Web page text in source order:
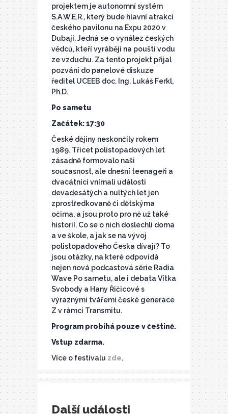
projektem je autonomní systém
S.A.W.E.R., který bude hlavní atrakcí
českého pavilonu na Expu 2020 v
Dubaji. Jedná se o vynález českých
vědců, kteří vyrábějí na poušti vodu
ze vzduchu. Za tento projekt přijal
pozvání do panelové diskuze
ředitel UCEEB doc. Ing. Lukáš Ferkl,
Ph.D.
Po sametu
Začátek: 17:30
České dějiny neskončily rokem
1989. Třicet polistopadových let
zásadně formovalo naši
současnost, ale dnešní teenageři a
dvacátníci vnímali události
devadesátých a nultých let jen
zprostředkovaně či dětskýma
očima, a jsou proto pro ně už také
historií. Co se o nich doslechli doma
a ve škole, a jak se na vývoj
polistopadového Česka dívají? To
jsou otázky, na které odpovídá
nejen nová podcastová série Radia
Wave Po sametu, ale i debata Vítka
Svobody a Hany Řičicové s
výraznými tvářemi české generace
Z v rámci Transmitu.
Program probíhá pouze v češtině.
Vstup zdarma.
Více o festivalu zde.
Další události